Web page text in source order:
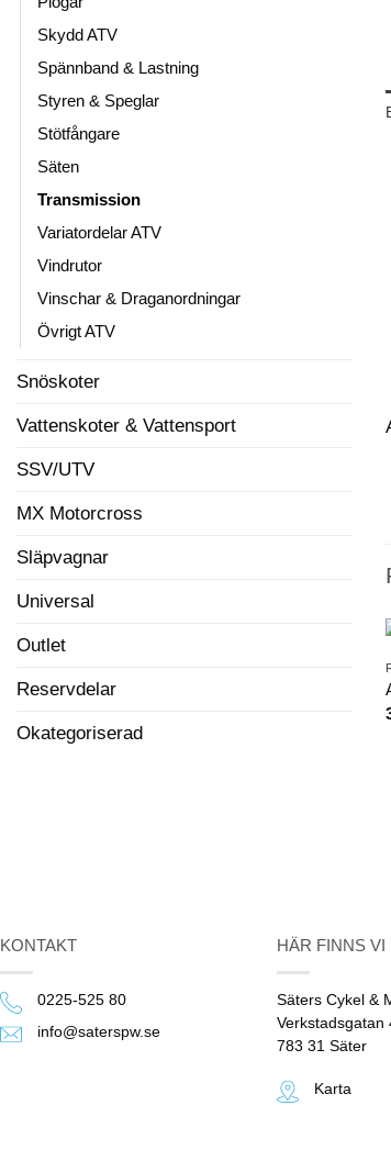
Skydd ATV
Spännband & Lastning
Styren & Speglar
Stötfångare
Säten
Transmission
Variatordelar ATV
Vindrutor
Vinschar & Draganordningar
Övrigt ATV
Snöskoter
Vattenskoter & Vattensport
SSV/UTV
MX Motorcross
Släpvagnar
Universal
Outlet
Reservdelar
Okategoriserad
KONTAKT
0225-525 80
info@saterspw.se
HÄR FINNS VI
Säters Cykel &
Verkstadsgatan
783 31 Säter
Karta